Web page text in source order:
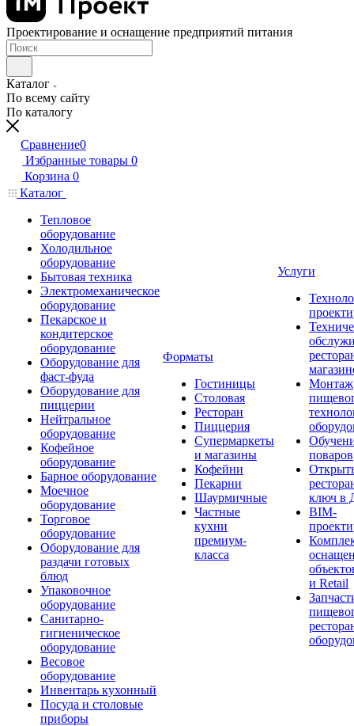
Проектирование и оснащение предприятий питания
Каталог
По всему сайту
По каталогу
Сравнение0
Избранные товары 0
Корзина 0
Каталог
Тепловое
оборудование
Холодильное
оборудование
Бытовая техника
Электромеханическое
оборудование
Пекарское и
кондитерское
оборудование
Оборудование для
фаст-фуда
Оборудование для
пиццерии
Нейтральное
оборудование
Кофейное
оборудование
Барное оборудование
Моечное
оборудование
Торговое
оборудование
Оборудование для
раздачи готовых
блюд
Упаковочное
оборудование
Санитарно-
гигиеническое
оборудование
Весовое
оборудование
Инвентарь кухонный
Посуда и столовые
приборы
Форматы
Гостиницы
Столовая
Ресторан
Пиццерия
Супермаркеты
и магазины
Кофейни
Пекарни
Шаурмичные
Частные
кухни
премиум-
класса
Услуги
Монтаж
поваров
ключ в
BIM-
и Retail